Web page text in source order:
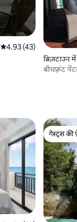
औसत रेटिंग 5 में से 4.93, 43
4.93 (43)
ब्रिज़टाउन
बीचफ़्रंट
गेस्ट्स की
गेस्ट्स की